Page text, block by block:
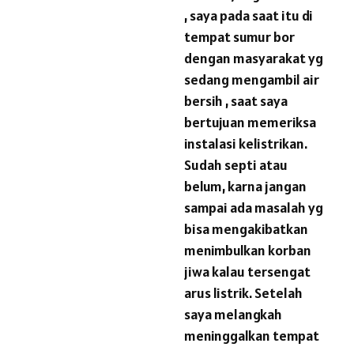
, saya pada saat itu di
tempat sumur bor
dengan masyarakat yg
sedang mengambil air
bersih , saat saya
bertujuan memeriksa
instalasi kelistrikan.
Sudah septi atau
belum, karna jangan
sampai ada masalah yg
bisa mengakibatkan
menimbulkan korban
jiwa kalau tersengat
arus listrik. Setelah
saya melangkah
meninggalkan tempat